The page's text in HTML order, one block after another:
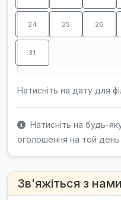
24 25 26
31
Натисніть на дату для
Натисніть на будь-
оголошення на той
Зв'яжіться з нами